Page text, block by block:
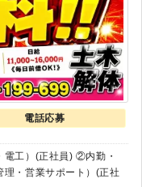
電話応募
工）(正社員) ②内勤・
・営業サポート）(正社